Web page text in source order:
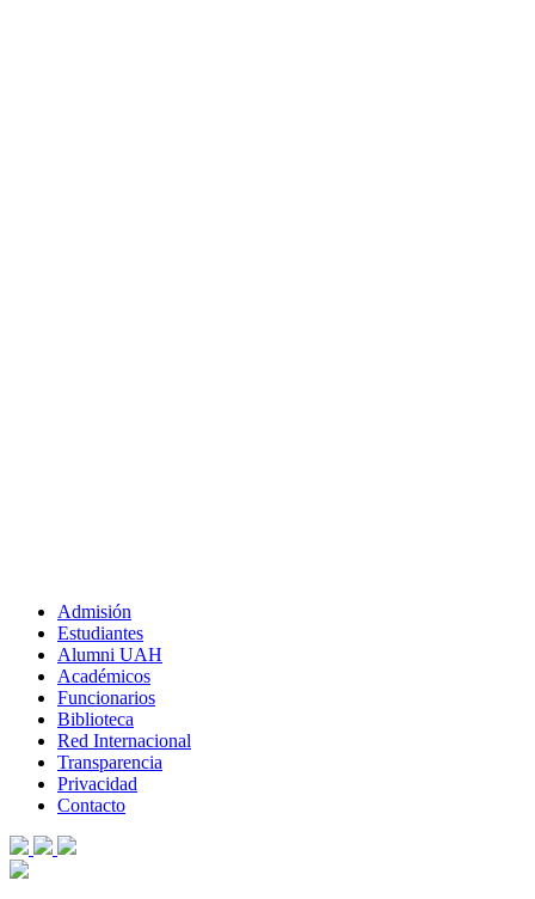
Admisión
Estudiantes
Alumni UAH
Académicos
Funcionarios
Biblioteca
Red Internacional
Transparencia
Privacidad
Contacto